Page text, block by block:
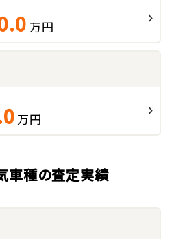
万円
万円
車種の査定実績